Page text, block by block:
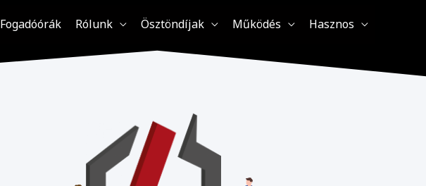
Fogadóórák Rólunk Ösztöndíjak Működés Hasznos